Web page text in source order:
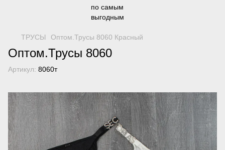
ТРУСЫ Оптом.Трусы 8060 Красный
Оптом.Трусы 8060
Артикул: 8060т